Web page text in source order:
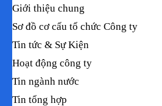
Giới thiệu chung
Sơ đồ cơ cấu tổ chức Công ty
Tin tức & Sự Kiện
Hoạt động công ty
Tin ngành nước
Tin tổng hợp